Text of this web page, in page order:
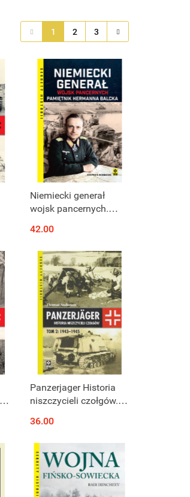
1 2 3
Niemiecki generał
wojsk pancernych.
Balcka
42.00
Panzerjager Historia
niszczycieli czołgów.
36.00